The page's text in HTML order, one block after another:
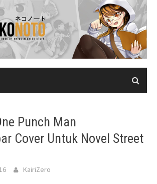
Punch Man
Cover Untuk Novel Street
KairiZero